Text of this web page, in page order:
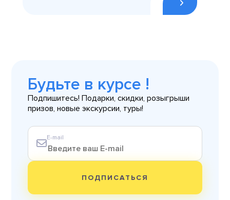
Будьте в курсе !
Подпишитесь! Подарки, скидки, розыгрыши
призов, новые экскурсии, туры!
E-mail
ПОДПИСАТЬСЯ